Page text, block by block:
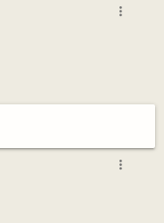
more_vert
more_vert